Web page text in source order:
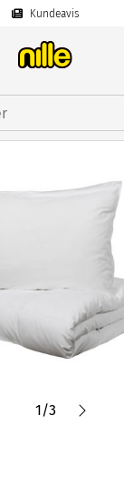
Kundeavis
1/3